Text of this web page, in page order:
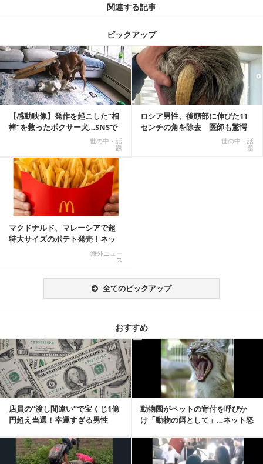
関連する記事
ピックアップ
【感動映像】発作を起こした“相
棒”を救ったボクサー犬…SNSで
世の中・話
題
ロシア男性、後頭部に伸びた11
センチの角を除去 医師も驚愕
世の中・話
題
記事を読む
マクドナルド、マレーシアで超
特大サイズのポテト発売！ネッ
海外ニュー
ス
全てのピックアップ
おすすめ
店員の“渡し間違い”で宝くじ1億
円超え当選！幸運すぎる男性
動物園がペットの寄付を呼びか
け「動物の餌として」…ネット怒
記事を読む
記事を読む